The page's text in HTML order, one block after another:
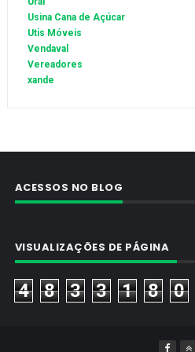
Usina Cana de Açúcar
Utis Móveis
Vendaval
Vereadores
xande
ACESSOS NO BLOG
VISUALIZAÇÕES DE PÁGINA
4 8 3 3 1 8 0